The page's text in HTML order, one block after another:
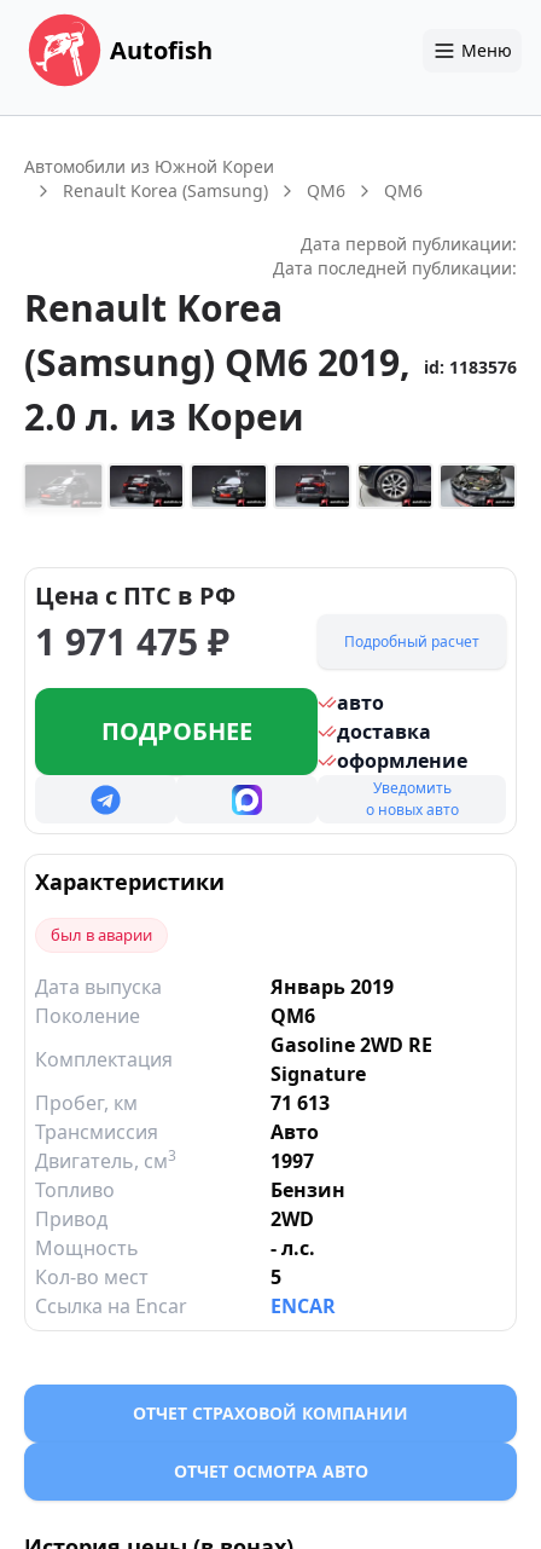
Autofish Меню
Автомобили из Южной Кореи
Renault Korea (Samsung)
QM6 QM6
Дата первой публикации:
Дата последней публикации:
Renault Korea
(Samsung) QM6 2019,
2.0 л. из Кореи
id: 1183576
Цена с ПТС в РФ
1 971 475 ₽ Подробный расчет
ПОДРОБНЕЕ
авто
доставка
оформление
Уведомить
о новых авто
Характеристики
был в аварии
Дата выпуска
Январь 2019
Поколение
QM6
Комплектация
Gasoline 2WD RE
Signature
Пробег, км
71 613
Трансмиссия
Авто
Двигатель, см3
1997
Топливо
Бензин
Привод
2WD
Мощность
- л.с.
Кол-во мест
5
Ссылка на Encar
ENCAR
ОТЧЕТ СТРАХОВОЙ КОМПАНИИ
ОТЧЕТ ОСМОТРА АВТО